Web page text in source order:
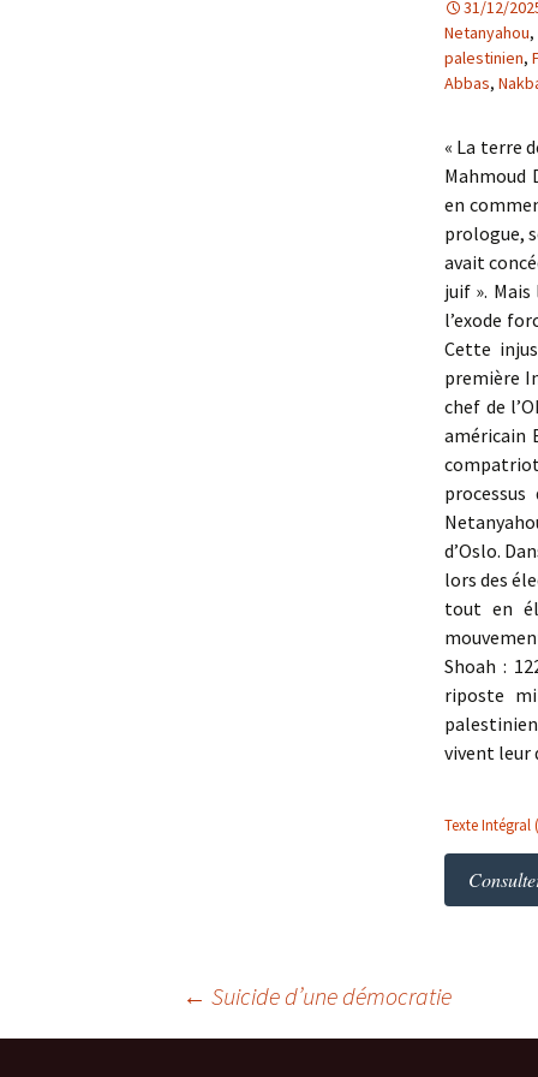
31/12/
Netanyahou,
palestinien,
Abbas,
« La terre
Mahmoud
en
prologue,
avait
juif ».
l’exode
Cette
première
chef de
américain
d’Oslo.
lors des
tout en
Shoah :
riposte
vivent leur
Texte Intégral
Navigation
← Suicide d’une démocratie